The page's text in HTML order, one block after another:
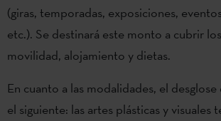
(giras, temporadas, exposiciones,
etc.). Se destinará este monto a cubrir
movilidad, alojamiento y dietas.
En cuanto a las modalidades, el desglose
el siguiente: las artes plásticas y visuales